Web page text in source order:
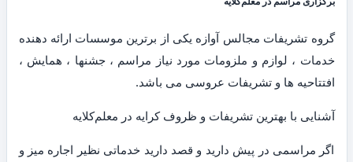
گروه تشریفات مجالس آوازه یکی از برترین موسسات ارائه دهنده
خدمات ، لوازم و ملزومات مورد نیاز مراسم ، جشنها ، همایش ،
افتتاحیه ها و تشریفات عروسی می باشد.
آشنایی با بهترین تشریفات و ظروف کرایه در معلم‌کلایه
اگر مراسمی در پیش دارید و قصد دارید خدماتی نظیر اجاره میز و